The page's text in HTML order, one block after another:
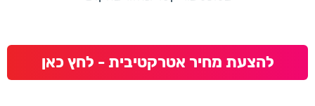
להצעת מחיר אטרקטיבית - לחץ כאן